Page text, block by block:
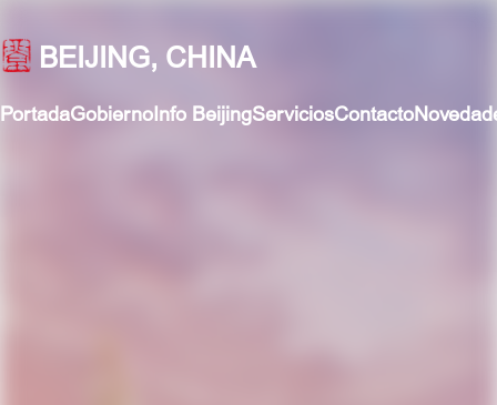
BEIJING, CHINA
PortadaGobiernoInfo BeijingServiciosContacto